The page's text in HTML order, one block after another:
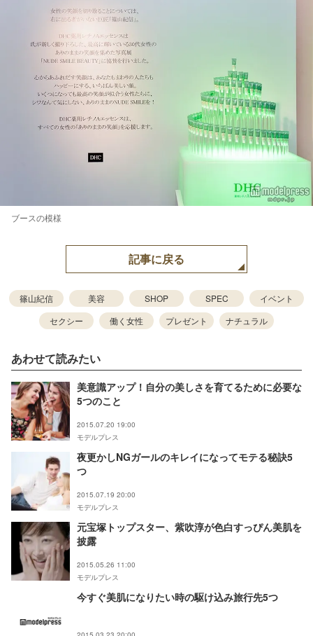
ブースの模様
記事に戻る
篠山紀信 美容 SHOP SPEC
イベント
セクシー
働く女性 プレゼント ナチュラル
あわせて読みたい
美意識アップ！自分の美しさを育てるために必要な
5つのこと
2015.07.20 19:00
モデルプレス
夜更かしNGガールのキレイになってモテる秘訣5
つ
2015.07.19 20:00
モデルプレス
元宝塚トップスター、紫吹淳が色白すっぴん美肌を
披露
2015.05.26 11:00
モデルプレス
今すぐ美肌になりたい時の駆け込み旅行先5つ